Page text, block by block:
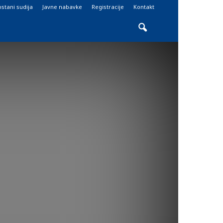
sudija Javne nabavke Registracije Kontakt